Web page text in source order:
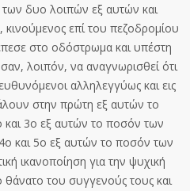
δυο λοιπών εξ αυτών και
επί του πεζοδρομίου
στο οδόστρωμα και υπέστη
λοιπόν, να αναγνωρισθεί ότι
αλληλεγγύως και εις
στην πρώτη εξ αυτών το
3ο εξ αυτών το ποσόν των
και 5ο εξ αυτών το ποσόν των
ικανοποίηση για την ψυχική
του συγγενούς τους και